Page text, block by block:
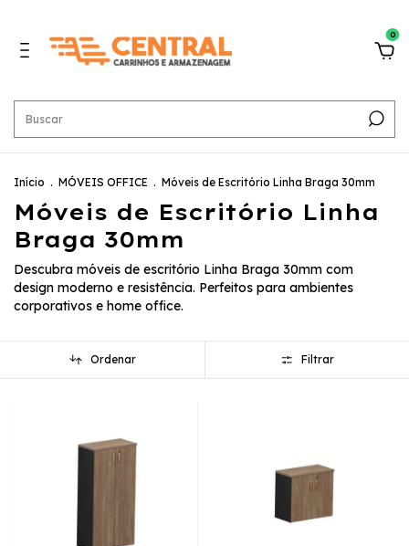
0
Início . MÓVEIS OFFICE . Móveis de Escritório Linha Braga 30mm
Móveis de Escritório Linha
Braga 30mm
Descubra móveis de escritório Linha Braga 30mm com
design moderno e resistência. Perfeitos para ambientes
corporativos e home office.
Ordenar Filtrar